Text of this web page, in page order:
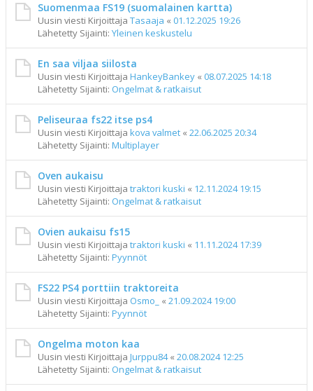
Suomenmaa FS19 (suomalainen kartta)
Uusin viesti Kirjoittaja Tasaaja « 01.12.2025 19:26
Lähetetty Sijainti: Yleinen keskustelu
En saa viljaa siilosta
Uusin viesti Kirjoittaja HankeyBankey « 08.07.2025 14:18
Lähetetty Sijainti: Ongelmat & ratkaisut
Peliseuraa fs22 itse ps4
Uusin viesti Kirjoittaja kova valmet « 22.06.2025 20:34
Lähetetty Sijainti: Multiplayer
Oven aukaisu
Uusin viesti Kirjoittaja traktori kuski « 12.11.2024 19:15
Lähetetty Sijainti: Ongelmat & ratkaisut
Ovien aukaisu fs15
Uusin viesti Kirjoittaja traktori kuski « 11.11.2024 17:39
Lähetetty Sijainti: Pyynnöt
FS22 PS4 porttiin traktoreita
Uusin viesti Kirjoittaja Osmo_ « 21.09.2024 19:00
Lähetetty Sijainti: Pyynnöt
Ongelma moton kaa
Uusin viesti Kirjoittaja Jurppu84« 20.08.2024 12:25
Lähetetty Sijainti: Ongelmat & ratkaisut